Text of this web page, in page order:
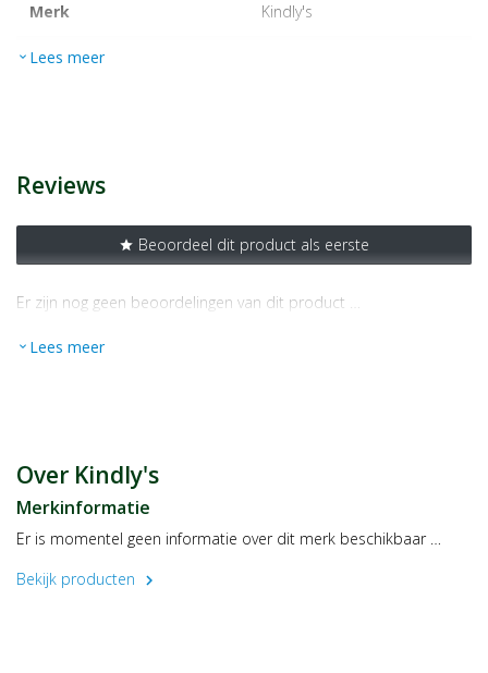
Merk kindly's
EAN
expand_more Lees meer
Reviews
star Beoordeel dit product als eerste
Er zijn nog geen beoordelingen van dit product …
expand_more Lees meer
Over Kindly's
Merkinformatie
Er is momentel geen informatie over dit merk beschikbaar …
Bekijk producten
chevron_right